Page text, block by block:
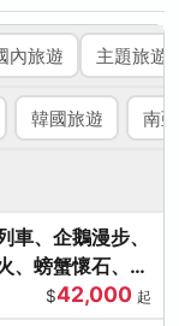
內旅遊 主題旅遊
韓國旅遊 南
、企鵝漫步、
、螃蟹懷石、啤
$42,000 起